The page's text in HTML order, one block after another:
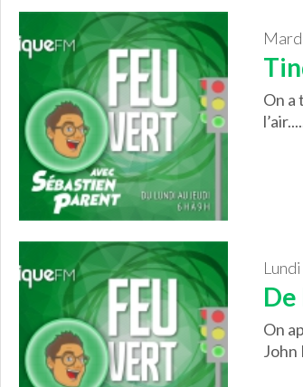
On a
De
On
John